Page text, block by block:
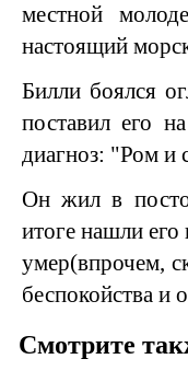
местной
настоящий
Билли боялся
поставил его
диагноз: "Ром и
Он жил в
итоге нашли его
умер(впрочем,
беспокойства и
Смотрите